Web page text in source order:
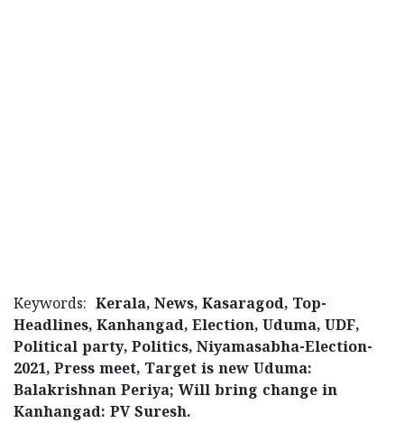
Keywords: Kerala, News, Kasaragod, Top-
Headlines, Kanhangad, Election, Uduma, UDF,
Political party, Politics, Niyamasabha-Election-
2021, Press meet, Target is new Uduma:
Balakrishnan Periya; Will bring change in
Kanhangad: PV Suresh.